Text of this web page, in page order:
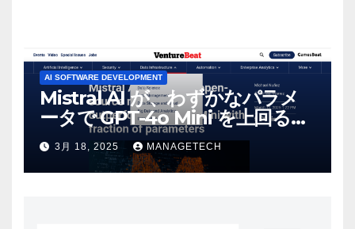
AI SOFTWARE DEVELOPMENT
Mistral AI が、わずかなパラメ
ータで GPT-4o Mini を上回る新
しいオープンソース モデルをリ
リース | VentureBeat
3月 18, 2025 MANAGETECH